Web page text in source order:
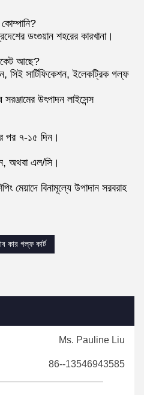
ডংগুয়ান শহরের কারখানা।
আছে?
সিই সার্টিফিকেশন, ইলেকট্রিক গল্ফ
উৎপাদন লাইসেন্স
পর ৭-১৫ দিন।
অথবা এল/সি।
মেয়াদে বিনামূল্যে উপাদান সরবরাহ
কার গল্ফ কার্ট
Ms. Pauline Liu
86--13546943585